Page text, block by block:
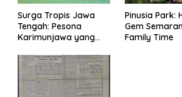
Surga Tropis Jawa
Tengah: Pesona
Karimunjawa yang
Pinusia Park:
Gem
Family Time